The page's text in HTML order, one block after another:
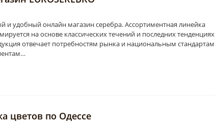
и удобный онлайн магазин серебра. Ассортиментная линейка
на основе классических течений и последних тенденциях
отвечает потребностям рынка и национальным стандартам
цветов по Одессе